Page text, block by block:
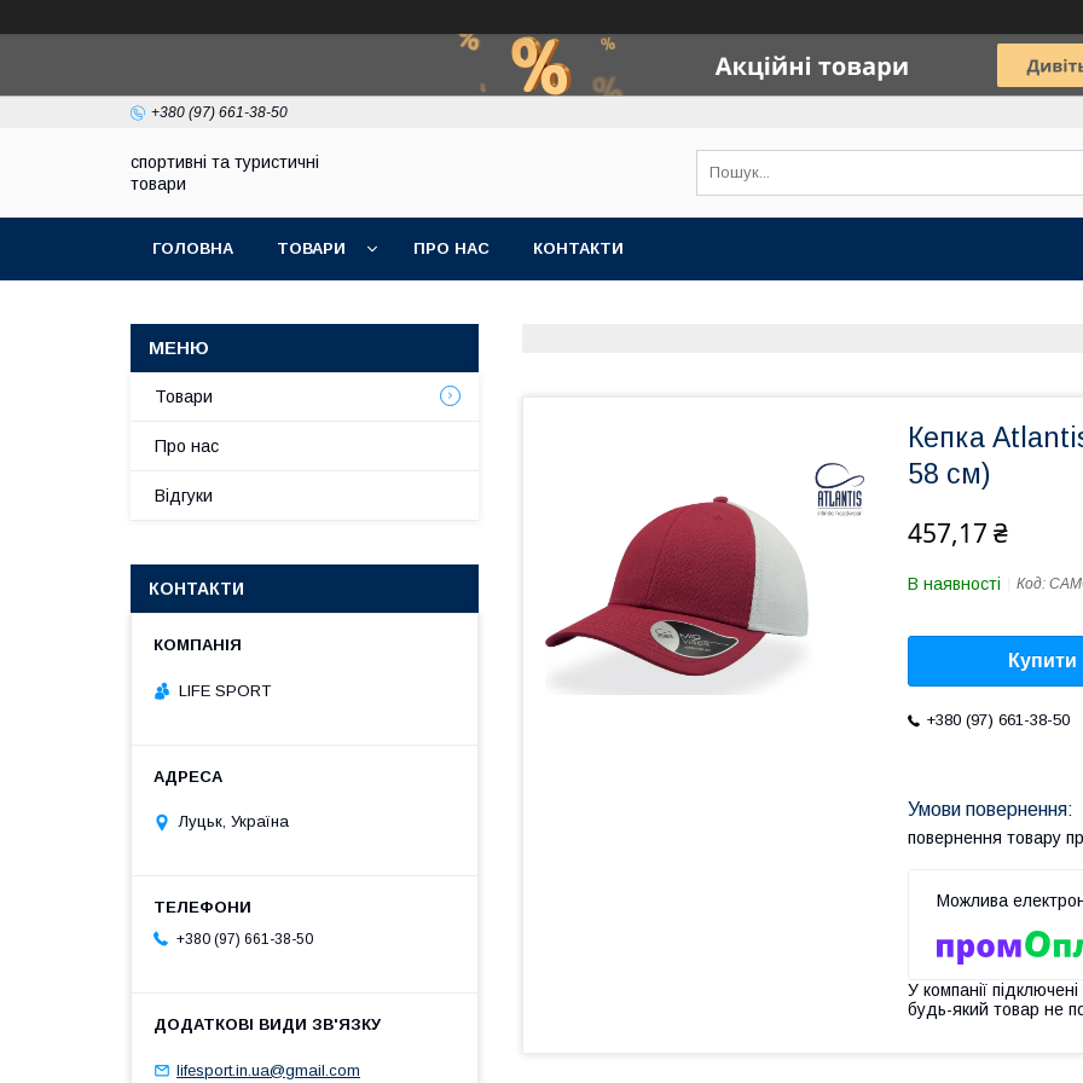
+380 (97) 661-38-50
спортивні та туристичні
товари
ГОЛОВНА ТОВАРИ ПРО НАС КОНТАКТИ
Кепка
58 см)
457,17 ₴
В наявності Код:
Купити
+380 (97) 661-38-50
повернення товару
У компанії
будь-який товар не
Товари
Про нас
Відгуки
КОНТАКТИ
LIFE SPORT
Луцьк, Україна
+380 (97) 661-38-50
lifesport.in.ua@gmail.com